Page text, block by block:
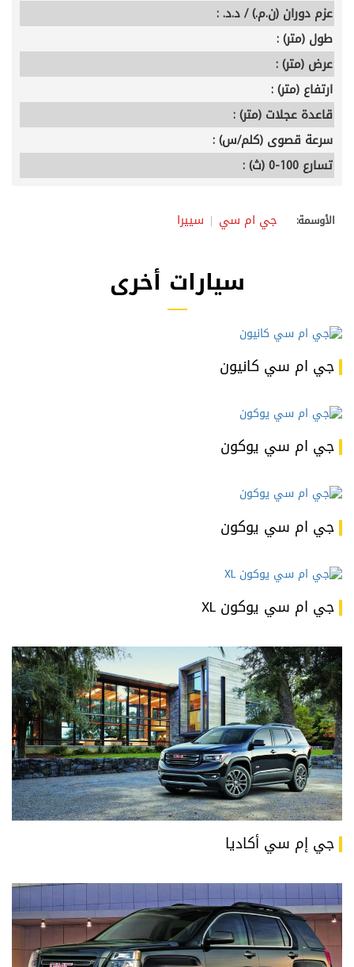
عزم دوران (ن.م.) / د.د. :
طول (متر) :
عرض (متر) :
ارتفاع (متر) :
قاعدة عجلات (متر) :
سرعة قصوى (كلم/س) :
تسارع 100-0 (ث) :
الأوسمة: جي ام سي سييرا
سيارات أخرى
جي ام سي كانيون
جي ام سي يوكون
جي ام سي يوكون
جي ام سي يوكون XL
جي إم سي أكاديا